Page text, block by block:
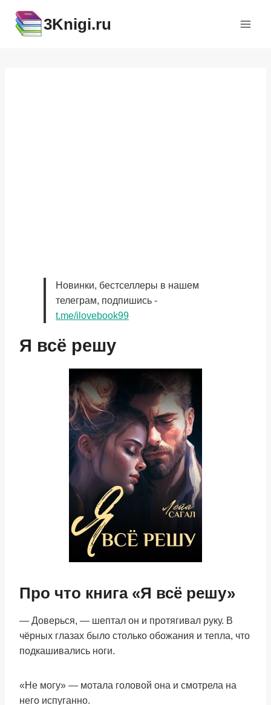
содержимому
3Knigi.ru
Новинки, бестселлеры в нашем
телеграм, подпишись -
t.me/ilovebook99
Я всё решу
Про что книга «Я всё решу»
— Доверься, — шептал он и протягивал руку. В
чёрных глазах было столько обожания и тепла, что
подкашивались ноги.
«Не могу» — мотала головой она и смотрела на
него испуганно.